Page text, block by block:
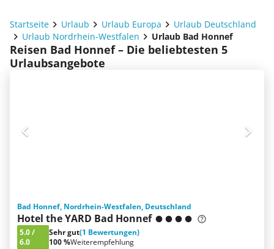
Startseite Urlaub Urlaub Europa
Urlaub Deutschland
Urlaub Nordrhein-Westfalen
Urlaub Bad Honnef
Reisen Bad Honnef – Die beliebtesten 5
Urlaubsangebote
Bad Honnef, Nordrhein-Westfalen, Deutschland
Hotel the YARD Bad Honnef
5.0/
6.0
Sehr gut(1 Bewertungen)
100 %Weiterempfehlung